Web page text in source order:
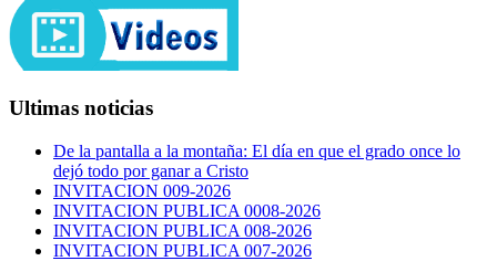
Ultimas noticias
De la pantalla a la montaña: El día en que el grado once lo
dejó todo por ganar a Cristo
INVITACION 009-2026
INVITACION PUBLICA 0008-2026
INVITACION PUBLICA 008-2026
INVITACION PUBLICA 007-2026